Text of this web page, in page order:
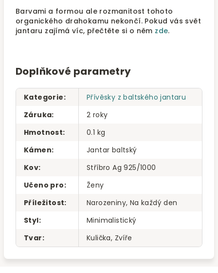
Barvami a formou ale rozmanitost tohoto
organického drahokamu nekončí. Pokud vás svět
jantaru zajímá víc, přečtěte si o něm zde.
Doplňkové parametry
Kategorie:
Přívěsky z baltského jantaru
Záruka:
2 roky
Hmotnost:
0.1 kg
Kámen:
Jantar baltský
Kov:
Stříbro Ag 925/1000
Učeno pro:
Ženy
Příležitost:
Narozeniny, Na každý den
Styl:
Minimalistický
Tvar: Kulička, Zvíře